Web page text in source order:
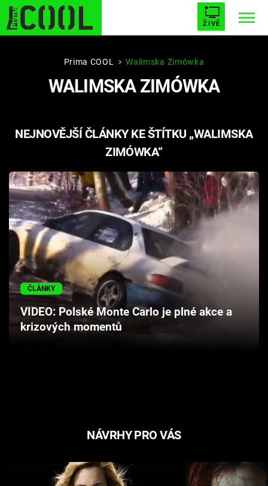
ŽIVĚ
STARHOUSE BUFFY, PŘEMOŽITELKA UPÍRŮ
PLNEJ KOTEL AVENGERS 5
Filmy
Seriály
Hry
Cool Esport
Pořady
Prima COOL Walimska Zimówka
WALIMSKA ZIMÓWKA
NEJNOVĚJŠÍ ČLÁNKY KE ŠTÍTKU „WALIMSKA
ZIMÓWKA“
ČLÁNKY
VIDEO: Polské Monte Carlo je plné akce a
krizových momentů
NÁVRHY PRO VÁS